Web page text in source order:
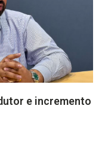
e incremento